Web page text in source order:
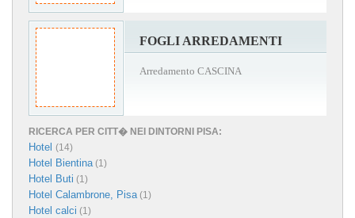
FOGLI ARREDAMENTI
Arredamento CASCINA
RICERCA PER CITT� NEI DINTORNI PISA:
Hotel (14)
Hotel Bientina(1)
Hotel Buti (1)
Hotel Calambrone, Pisa(1)
Hotel calci (1)